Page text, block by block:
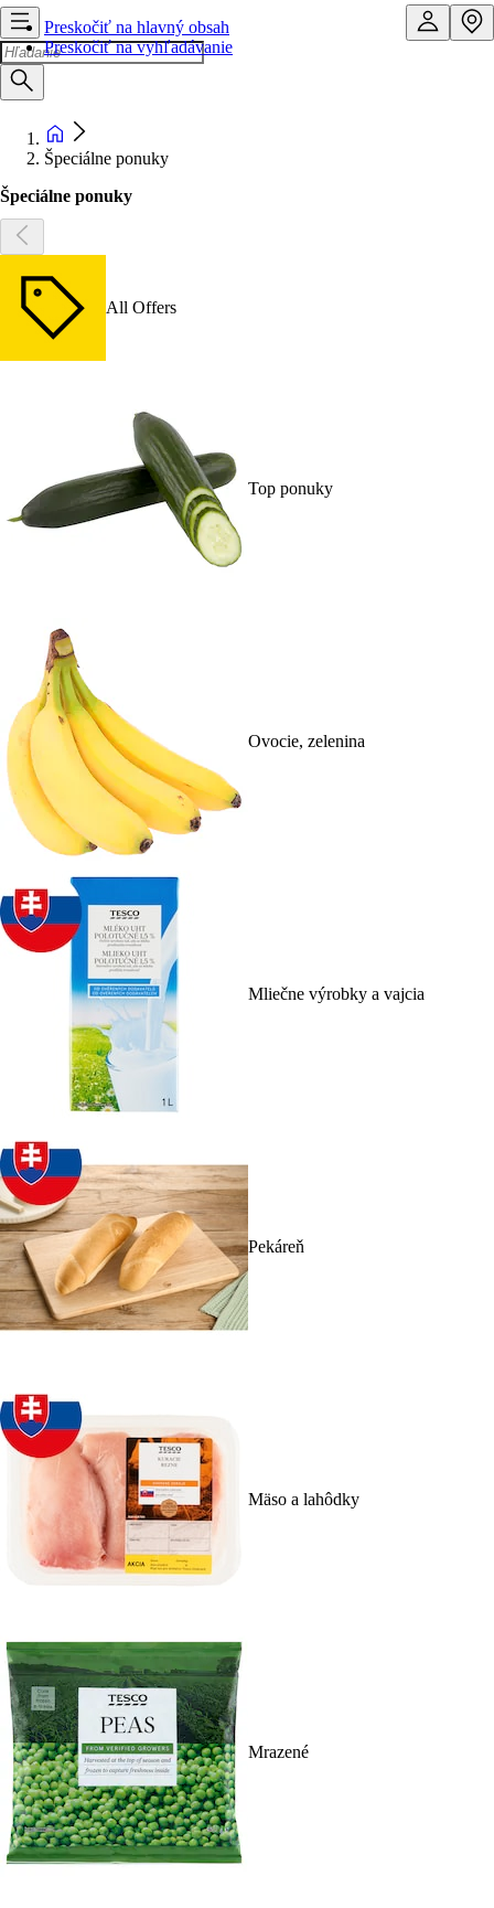
Preskočiť na hlavný obsah
Preskočiť na vyhľadávanie
Špeciálne ponuky
Špeciálne ponuky
All Offers
Top ponuky
Ovocie, zelenina
Mliečne výrobky a vajcia
Pekáreň
Mäso a lahôdky
Mrazené